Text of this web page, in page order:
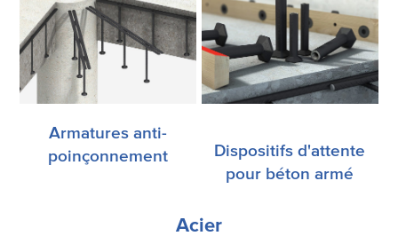
Armatures anti-
poinçonnement
Dispositifs d'attente
pour béton armé
Acier